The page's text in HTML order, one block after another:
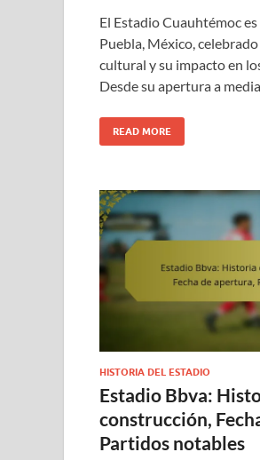
El Estadio Cuauhtémoc
Puebla, México,
cultural y su impacto en
Desde su apertura a
READ MORE
HISTORIA DEL ESTADIO
Estadio Bbva:
construcción,
Partidos notables